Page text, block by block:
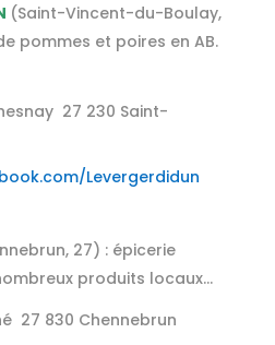
(Saint-Vincent-du-Boulay,
pommes et poires en AB.
27 230 Saint-
Levergerdidun
27) : épicerie
produits locaux…
27 830 Chennebrun